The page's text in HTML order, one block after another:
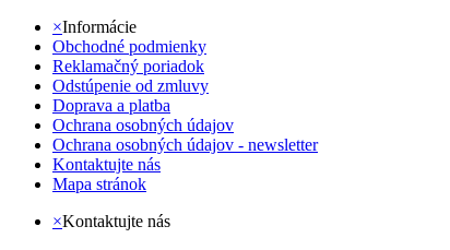
×Informácie
Obchodné podmienky
Reklamačný poriadok
Odstúpenie od zmluvy
Doprava a platba
Ochrana osobných údajov
Ochrana osobných údajov - newsletter
Kontaktujte nás
Mapa stránok
×Kontaktujte nás